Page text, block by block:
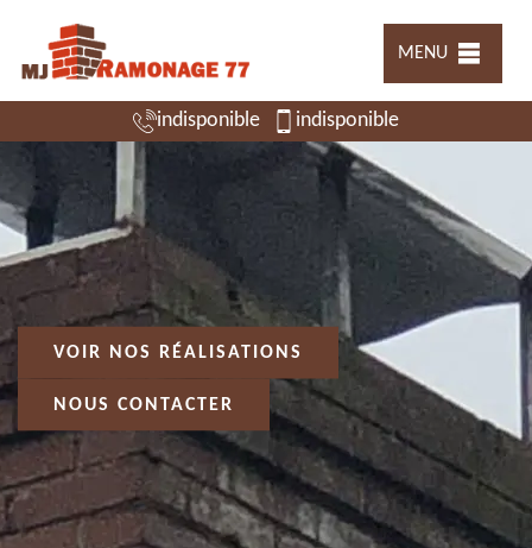
MENU
indisponible indisponible
VOIR NOS RÉALISATIONS
NOUS CONTACTER